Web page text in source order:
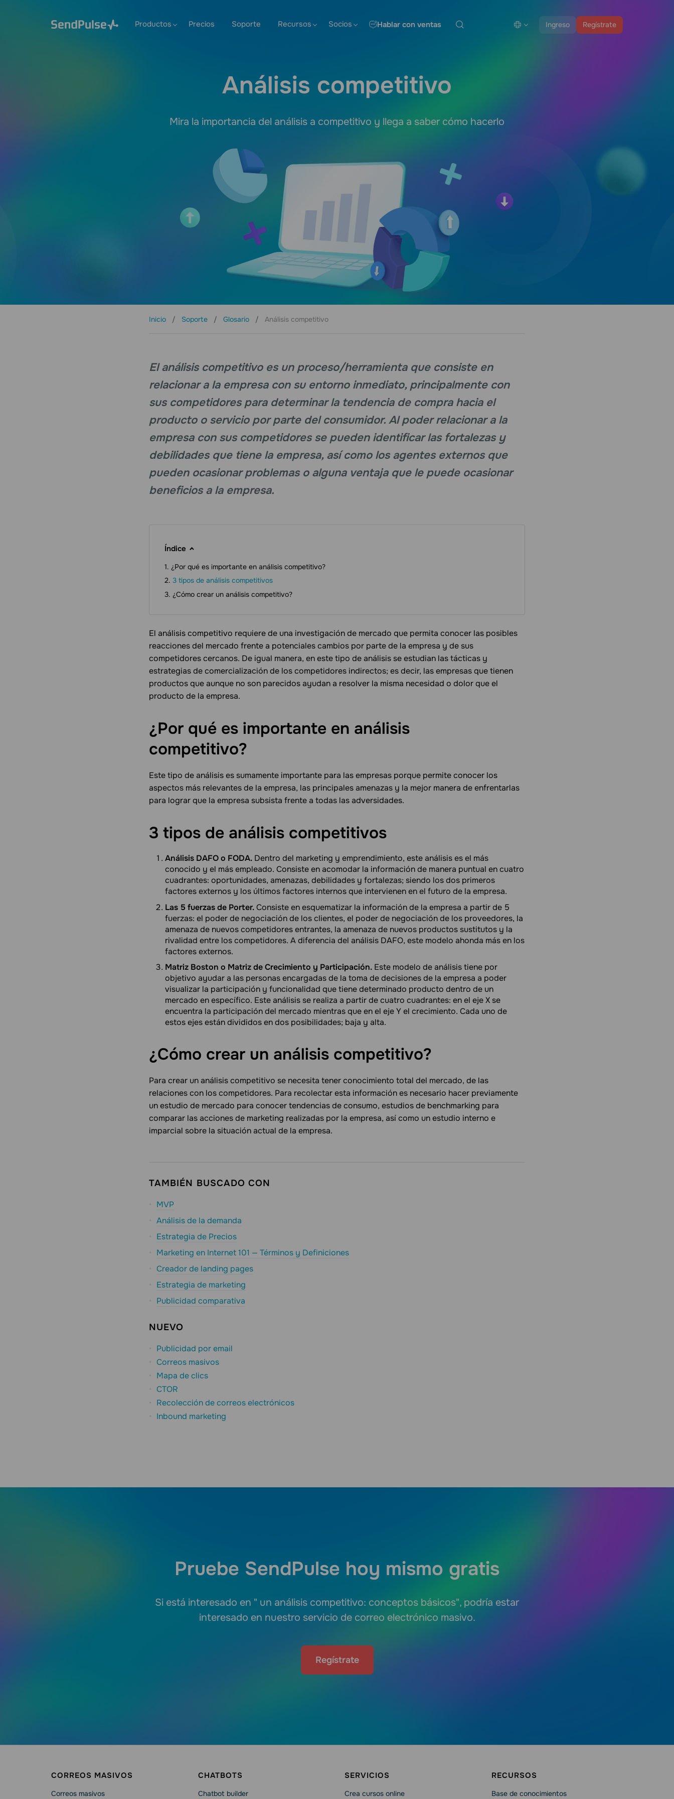
Ingreso Regístrate
Productos Precios Soporte Recursos Socios Hablar con ventas
Análisis competitivo
Mira la importancia del análisis a competitivo y llega a saber cómo hacerlo
Inicio Soporte Glosario Análisis competitivo
El análisis competitivo es un proceso/herramienta que consiste en
relacionar a la empresa con su entorno inmediato, principalmente con
sus competidores para determinar la tendencia de compra hacia el
producto o servicio por parte del consumidor. Al poder relacionar a la
empresa con sus competidores se pueden identificar las fortalezas y
debilidades que tiene la empresa, así como los agentes externos que
pueden ocasionar problemas o alguna ventaja que le puede ocasionar
beneficios a la empresa.
Índice
¿Por qué es importante en análisis competitivo?
3 tipos de análisis competitivos
¿Cómo crear un análisis competitivo?
El análisis competitivo requiere de una investigación de mercado que permita conocer las posibles
reacciones del mercado frente a potenciales cambios por parte de la empresa y de sus
competidores cercanos. De igual manera, en este tipo de análisis se estudian las tácticas y
estrategias de comercialización de los competidores indirectos; es decir, las empresas que tienen
productos que aunque no son parecidos ayudan a resolver la misma necesidad o dolor que el
producto de la empresa.
¿Por qué es importante en análisis
competitivo?
Este tipo de análisis es sumamente importante para las empresas porque permite conocer los
aspectos más relevantes de la empresa, las principales amenazas y la mejor manera de enfrentarlas
para lograr que la empresa subsista frente a todas las adversidades.
3 tipos de análisis competitivos
Análisis DAFO o FODA. Dentro del marketing y emprendimiento, este análisis es el más
conocido y el más empleado. Consiste en acomodar la información de manera puntual en cuatro
cuadrantes: oportunidades, amenazas, debilidades y fortalezas; siendo los dos primeros
factores externos y los últimos factores internos que intervienen en el futuro de la empresa.
Las 5 fuerzas de Porter.Consiste en esquematizar la información de la empresa a partir de 5
fuerzas: el poder de negociación de los clientes, el poder de negociación de los proveedores, la
amenaza de nuevos competidores entrantes, la amenaza de nuevos productos sustitutos y la
rivalidad entre los competidores. A diferencia del análisis DAFO, este modelo ahonda más en los
factores externos.
Matriz Boston o Matriz de Crecimiento y Participación. Este modelo de análisis tiene por
objetivo ayudar a las personas encargadas de la toma de decisiones de la empresa a poder
visualizar la participación y funcionalidad que tiene determinado producto dentro de un
mercado en específico. Este análisis se realiza a partir de cuatro cuadrantes: en el eje X se
encuentra la participación del mercado mientras que en el eje Y el crecimiento. Cada uno de
estos ejes están divididos en dos posibilidades; baja y alta.
¿Cómo crear un análisis competitivo?
Para crear un análisis competitivo se necesita tener conocimiento total del mercado, de las
relaciones con los competidores. Para recolectar esta información es necesario hacer previamente
un estudio de mercado para conocer tendencias de consumo, estudios de benchmarking para
comparar las acciones de marketing realizadas por la empresa, así como un estudio interno e
imparcial sobre la situación actual de la empresa.
TAMBIÉN BUSCADO CON
MVP
Análisis de la demanda
Estrategia de Precios
Marketing en Internet 101 — Términos y Definiciones
Creador de landing pages
Estrategia de marketing
Publicidad comparativa
NUEVO
Publicidad por email
Correos masivos
Mapa de clics
CTOR
Recolección de correos electrónicos
Inbound marketing
Pruebe SendPulse hoy mismo gratis
Si está interesado en " un análisis competitivo: conceptos básicos", podría estar
interesado en nuestro servicio de correo electrónico masivo.
Regístrate
CORREOS MASIVOS
Correos masivos
CHATBOTS
Chatbot builder
SERVICIOS
Crea cursos online
RECURSOS
Base de conocimientos